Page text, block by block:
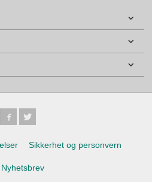
Sikkerhet og personvern
Nyhetsbrev